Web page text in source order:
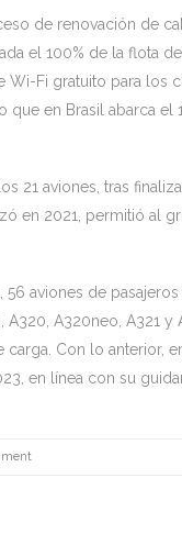
de renovación de
el 100% de la flota
Fi gratuito para los
en Brasil abarca el
21 aviones, tras
en 2021, permitió al
56 aviones de
A320neo, A321
Con lo anterior,
en línea con su